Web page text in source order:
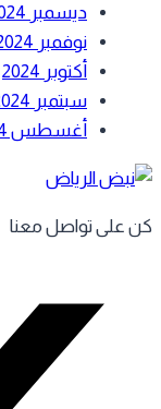
ديسمبر 2024
نوفمبر 2024
أكتوبر 2024
سبتمبر 2024
أغسطس 2024
على تواصل معنا